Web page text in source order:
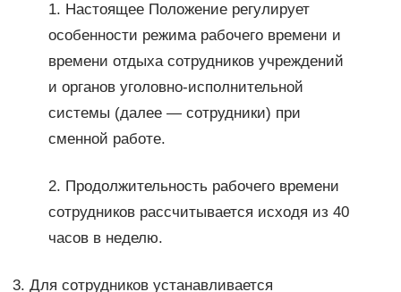
1. Настоящее Положение регулирует
особенности режима рабочего времени и
времени отдыха сотрудников учреждений
и органов уголовно-исполнительной
системы (далее — сотрудники) при
сменной работе.
2. Продолжительность рабочего времени
сотрудников рассчитывается исходя из 40
часов в неделю.
3. Для сотрудников устанавливается